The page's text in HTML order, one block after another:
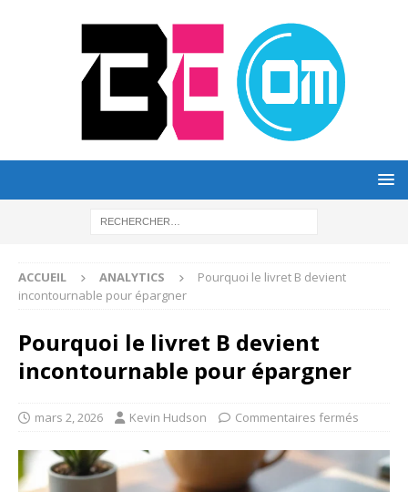
ACCUEIL ANALYTICS
Pourquoi le livret B devient
incontournable pour épargner
Pourquoi le livret B devient
incontournable pour épargner
mars 2, 2026 Kevin Hudson Commentaires fermés